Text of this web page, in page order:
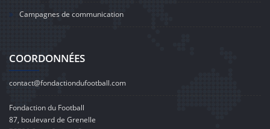
Campagnes de communication
COORDONNÉES
contact@fondactiondufootball.com
Fondaction du Football
87, boulevard de Grenelle